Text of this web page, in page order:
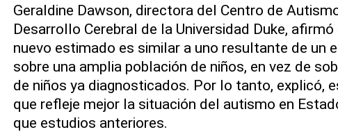
Geraldine Dawson, directora del Centro de
Desarrollo Cerebral de la Universidad Duke, afirmó
nuevo estimado es similar a uno resultante de un
sobre una amplia población de niños, en vez de
de niños ya diagnosticados. Por lo tanto, explicó,
que refleje mejor la situación del autismo en
que estudios anteriores.